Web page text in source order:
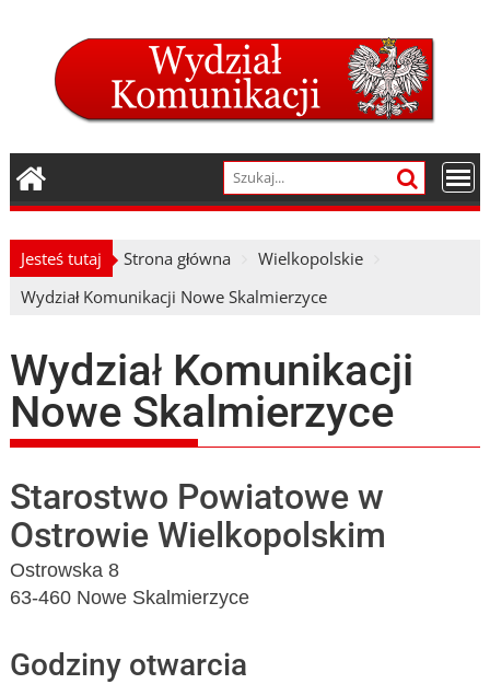
Jesteś tutaj Strona główna
Wielkopolskie
Wydział Komunikacji Nowe Skalmierzyce
Wydział Komunikacji
Nowe Skalmierzyce
Starostwo Powiatowe w
Ostrowie Wielkopolskim
Ostrowska 8
63-460 Nowe Skalmierzyce
Godziny otwarcia